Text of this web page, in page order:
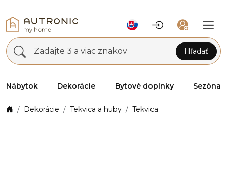
Zadajte 3 a viac znakov Hľadať
Nábytok Dekorácie Bytové doplnky Sezóna
Dekorácie Tekvica a huby Tekvica